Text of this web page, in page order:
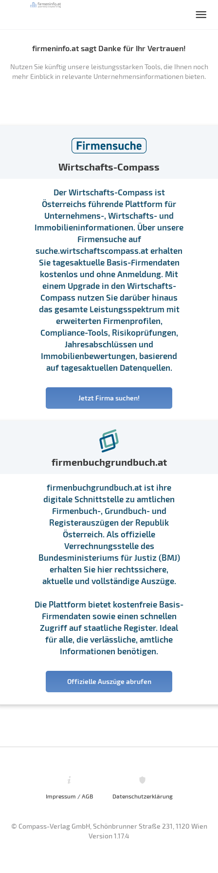
firmeninfo.at sagt Danke für Ihr Vertrauen!
Nutzen Sie künftig unsere leistungsstarken Tools, die Ihnen noch
mehr Einblick in relevante Unternehmensinformationen bieten.
Wirtschafts-Compass
Der Wirtschafts-Compass ist
Österreichs führende Plattform für
Unternehmens-, Wirtschafts- und
Immobilieninformationen. Über unsere
Firmensuche auf
suche.wirtschaftscompass.at erhalten
Sie tagesaktuelle Basis-Firmendaten
kostenlos und ohne Anmeldung. Mit
einem Upgrade in den Wirtschafts-
Compass nutzen Sie darüber hinaus
das gesamte Leistungsspektrum mit
erweiterten Firmenprofilen,
Compliance-Tools, Risikoprüfungen,
Jahresabschlüssen und
Immobilienbewertungen, basierend
auf tagesaktuellen Datenquellen.
Jetzt Firma suchen!
firmenbuchgrundbuch.at
firmenbuchgrundbuch.at ist ihre
digitale Schnittstelle zu amtlichen
Firmenbuch-, Grundbuch- und
Registerauszügen der Republik
Österreich. Als offizielle
Verrechnungsstelle des
Bundesministeriums für Justiz (BMJ)
erhalten Sie hier rechtssichere,
aktuelle und vollständige Auszüge.
Die Plattform bietet kostenfreie Basis-
Firmendaten sowie einen schnellen
Zugriff auf staatliche Register. Ideal
für alle, die verlässliche, amtliche
Informationen benötigen.
Offizielle Auszüge abrufen
Impressum / AGB Datenschutzerklärung
© Compass-Verlag GmbH, Schönbrunner Straße 231, 1120 Wien
Version 1.17.4